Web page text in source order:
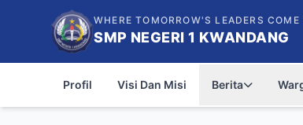
WHERE TOMORROW'S LEADERS COME
SMP NEGERI 1 KWANDANG
Profil Visi Dan Misi Berita